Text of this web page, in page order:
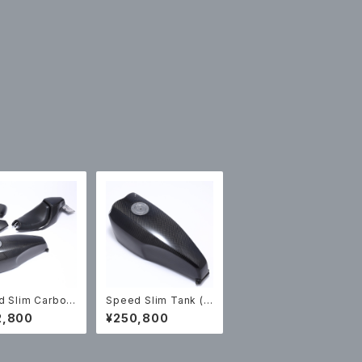
Slim Carbon
Speed Slim Tank (C
arbon)
¥250,800